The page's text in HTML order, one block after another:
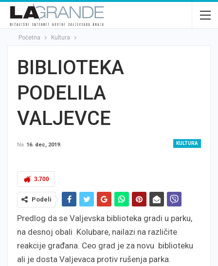
Početna Kultura
BIBLIOTEKA
PODELILA
VALJEVCE
KULTURA
Na 16. dec, 2019.
3.700
Podeli
Predlog da se Valjevska biblioteka gradi u parku,
na desnoj obali Kolubare, nailazi na različite
reakcije građana. Ceo grad je za novu biblioteku
ali je dosta Valjevaca protiv rušenja parka.